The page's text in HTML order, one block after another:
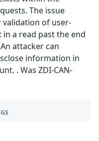
The issue
of user-
a read past the end
attacker can
information in
. Was ZDI-CAN-